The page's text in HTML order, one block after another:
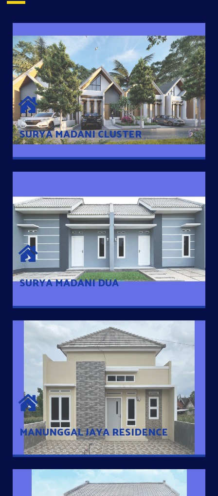
SURYA MADANI CLUSTER
SURYA MADANI CLUSTER
Desain Modern Minimalis dengan Konsep Rumah Pintar
Sehingga Memudahkan Penghuni mengakses rumahnya
dengan Ponsel
SURYA MADANI DUA
SURYA MADANI DUA
Satu-satunya Hunian nyaman dengan harga subsidi hanya 100
jutaan dengan lokasi strategis di Tuban
MANUNGGAL JAYA RESIDENCE
MANUNGGAL JAYA RESIDENCE
Cluster Exclusive dengan one Gate System, terdapat taman
mini dan memiliki jarak 200m dari jalan nasional serta dekat
dengan pusat kota